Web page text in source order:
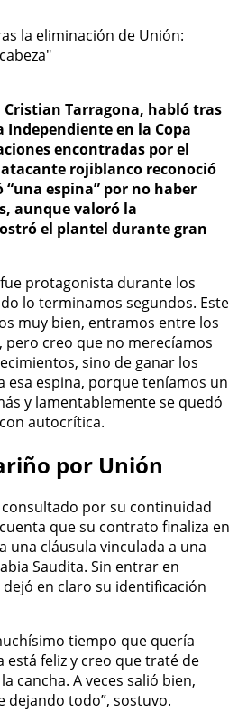
Cristian Tarragona, habló tras
en la Copa
encontradas por el
rojiblanco reconoció
espina” por no haber
aunque valoró la
el plantel durante gran
protagonista durante los
lo terminamos segundos. Este
muy bien, entramos entre los
pero creo que no merecíamos
sino de ganar los
esa espina, porque teníamos un
y lamentablemente se quedó
autocrítica.
por Unión
por su continuidad
que su contrato finaliza en
una cláusula vinculada a una
Saudita. Sin entrar en
en claro su identificación
tiempo que quería
está feliz y creo que traté de
cancha. A veces salió bien,
dejando todo”, sostuvo.